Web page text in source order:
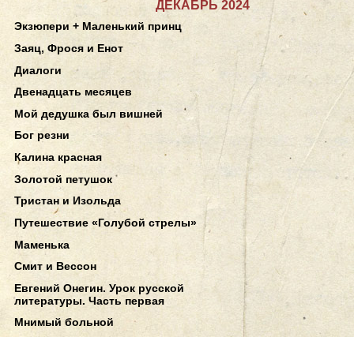
ДЕКАБРЬ 2024
Экзюпери + Маленький принц
Заяц, Фрося и Енот
Диалоги
Двенадцать месяцев
Мой дедушка был вишней
Бог резни
Калина красная
Золотой петушок
Тристан и Изольда
Путешествие «Голубой стрелы»
Маменька
Смит и Вессон
Евгений Онегин. Урок русской
литературы. Часть первая
Мнимый больной